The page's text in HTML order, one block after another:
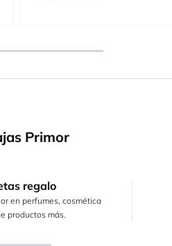
Primor
regalo
en perfumes, cosmética
productos más.